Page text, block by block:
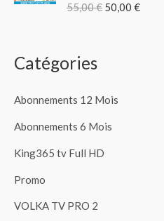
Note5.00
55,00€ 50,00 €
Catégories
Abonnements 12 Mois
Abonnements 6 Mois
King365 tv Full HD
Promo
VOLKA TV PRO 2